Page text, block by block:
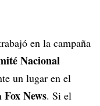
en la campaña
Nacional
un lugar en el
Fox News. Si el